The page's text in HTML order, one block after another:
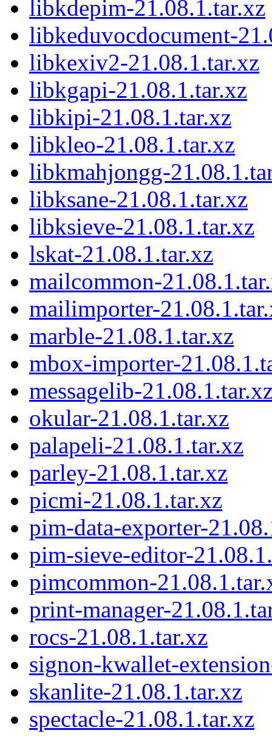
libkdepim-21.08.1.tar.xz
libkeduvocdocument-
libkexiv2-21.08.1.tar.xz
libkgapi-21.08.1.tar.xz
libkipi-21.08.1.tar.xz
libkleo-21.08.1.tar.xz
libkmahjongg-
libksane-21.08.1.tar.xz
libksieve-21.08.1.tar.xz
lskat-21.08.1.tar.xz
mailcommon-
mailimporter-
marble-21.08.1.tar.xz
mbox-importer-
messagelib-
okular-21.08.1.tar.xz
palapeli-21.08.1.tar.xz
parley-21.08.1.tar.xz
picmi-21.08.1.tar.xz
pim-data-exporter-
pim-sieve-editor-
pimcommon-
print-manager-
rocs-21.08.1.tar.xz
signon-kwallet-
skanlite-21.08.1.tar.xz
spectacle-21.08.1.tar.xz